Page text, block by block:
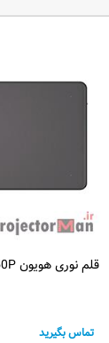
قلم نوری هویون Huion Inspiroy H950P
تماس بگیرید